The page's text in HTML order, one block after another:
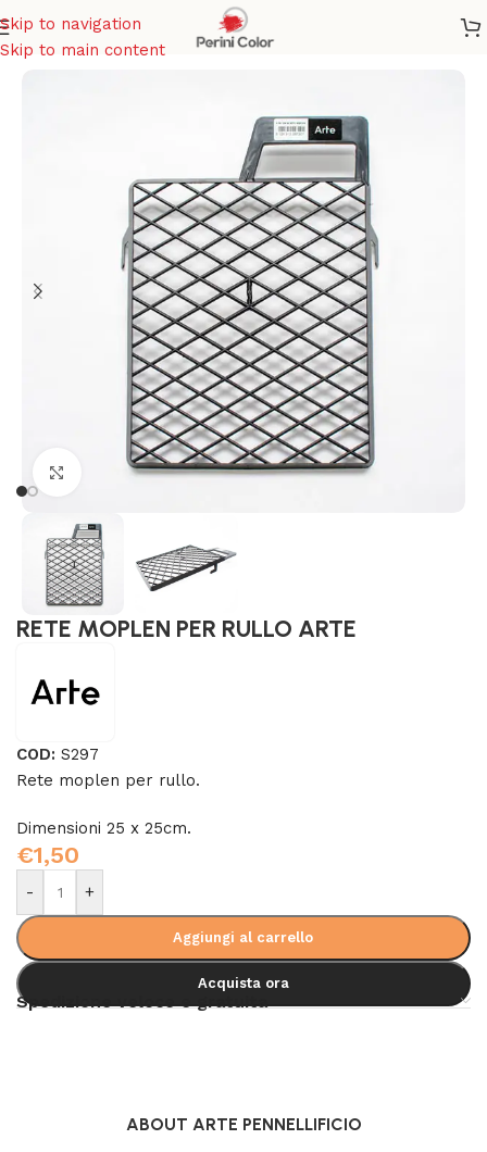
Skip to navigation
Skip to main content
Home/ATTREZZI PER PITTURA
Click to enlarge
RETE MOPLEN PER RULLO ARTE
COD: S297
Rete moplen per rullo.
Dimensioni 25 x 25cm.
€1,50
- +
Aggiungi al carrello
Acquista ora
Spedizione veloce e gratuita
ABOUT ARTE PENNELLIFICIO